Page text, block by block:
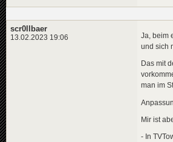
scr0llbaer
13.02.2023 19:06
Ja, beim
und sich
Das mit
man im
Mir ist
- In